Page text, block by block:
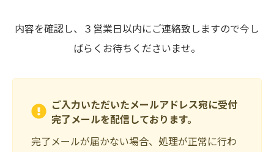
内容を確認し、３営業日以内にご連絡致しますので今し
ばらくお待ちくださいませ。
ご入力いただいたメールアドレス宛に受付
完了メールを配信しております。
完了メールが届かない場合、処理が正常に行わ